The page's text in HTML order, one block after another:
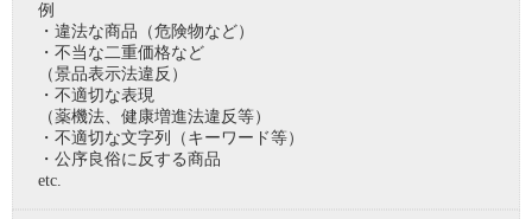
例
・違法な商品（危険物など）
・不当な二重価格など
（景品表示法違反）
・不適切な表現
（薬機法、健康増進法違反等）
・不適切な文字列（キーワード等）
・公序良俗に反する商品
etc.